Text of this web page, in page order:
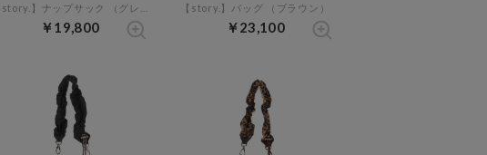
￥19,800
【story.】バッグ （ブラウン）
￥23,100